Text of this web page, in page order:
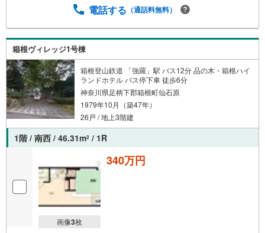
電話する （通話料無料）
箱根ヴィレッジ1号棟
箱根登山鉄道 「強羅」駅 バス12分 品の木・箱根ハイ
ランドホテル バス停下車 徒歩6分
神奈川県足柄下郡箱根町仙石原
1979年10月（築47年）
26戸 / 地上3階建
1階 / 南西 / 46.31m2 / 1R
画像3枚
340万円